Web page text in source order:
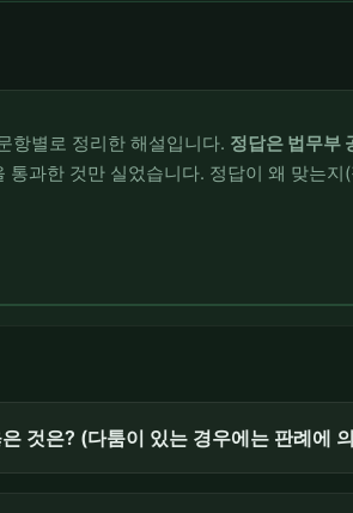
항별로 정리한 해설입니다. 정답은 법무부
통과한 것만 실었습니다. 정답이 왜 맞는
것은? (다툼이 있는 경우에는 판례에